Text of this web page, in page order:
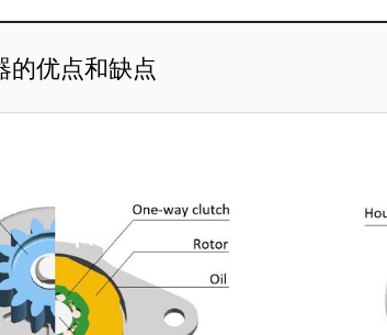
的优点和缺点